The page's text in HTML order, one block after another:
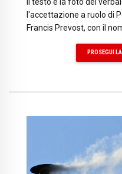
l'accettazione a ruolo di
Francis Prevost, con il
PROSEGUI